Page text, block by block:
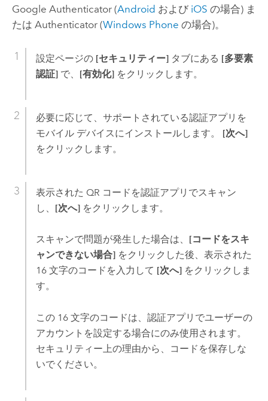
Google Authenticator(Android および iOS の場合) ま
たは Authenticator(Windows Phone の場合)。
設定ページの [セキュリティー]タブにある [多要素
認証]で、 [有効化]をクリックします。
必要に応じて、サポートされている認証アプリを
モバイル デバイスにインストールします。 [次へ]
をクリックします。
表示された QR コードを認証アプリでスキャン
し、 [次へ]をクリックします。
スキャンで問題が発生した場合は、 [コードをスキ
ャンできない場合]をクリックした後、表示された
16 文字のコードを入力して [次へ]をクリックしま
す。
この 16 文字のコードは、認証アプリでユーザーの
アカウントを設定する場合にのみ使用されます。
セキュリティー上の理由から、コードを保存しな
いでください。